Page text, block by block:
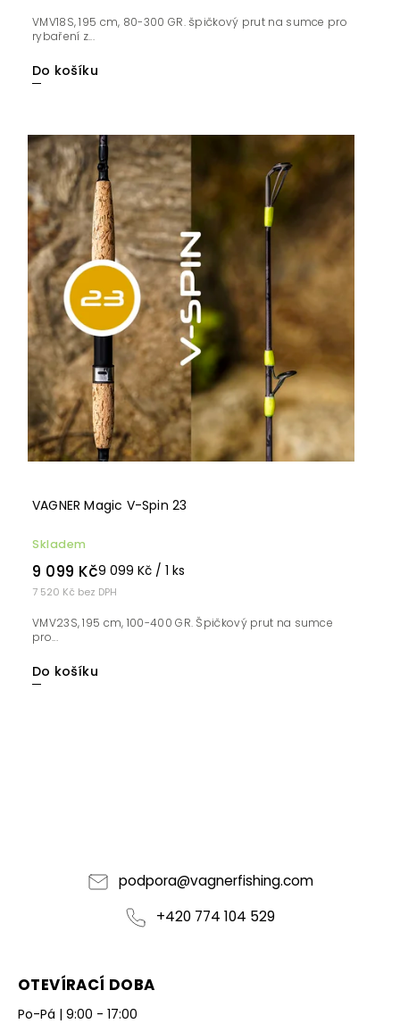
Do košíku
VMV18S, 195 cm, 80-300 GR. špičkový prut na sumce pro
rybaření z...
VAGNER Magic V-Spin 23
Skladem
7 520 Kč bez DPH
9 099 Kč9 099 Kč / 1 ks
Do košíku
VMV23S, 195 cm, 100-400 GR. Špičkový prut na sumce
pro...
podpora@vagnerfishing.com
+420 774 104 529
OTEVÍRACÍ DOBA
Po-Pá | 9:00 - 17:00